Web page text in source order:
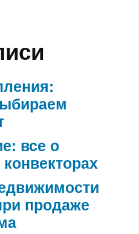
все о
продаже